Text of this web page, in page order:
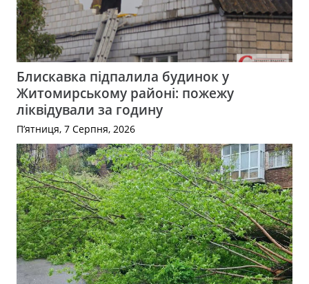
Блискавка підпалила будинок у
Житомирському районі: пожежу
ліквідували за годину
П’ятниця, 7 Серпня, 2026